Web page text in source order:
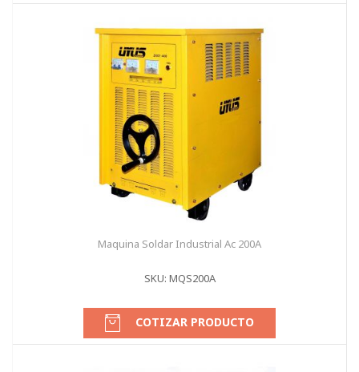
Maquina Soldar Industrial Ac 200A
SKU: MQS200A
COTIZAR PRODUCTO